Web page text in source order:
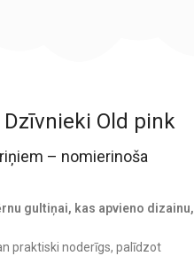
Old pink
– nomierinoša
gultiņai, kas apvieno dizainu,
praktiski noderīgs, palīdzot